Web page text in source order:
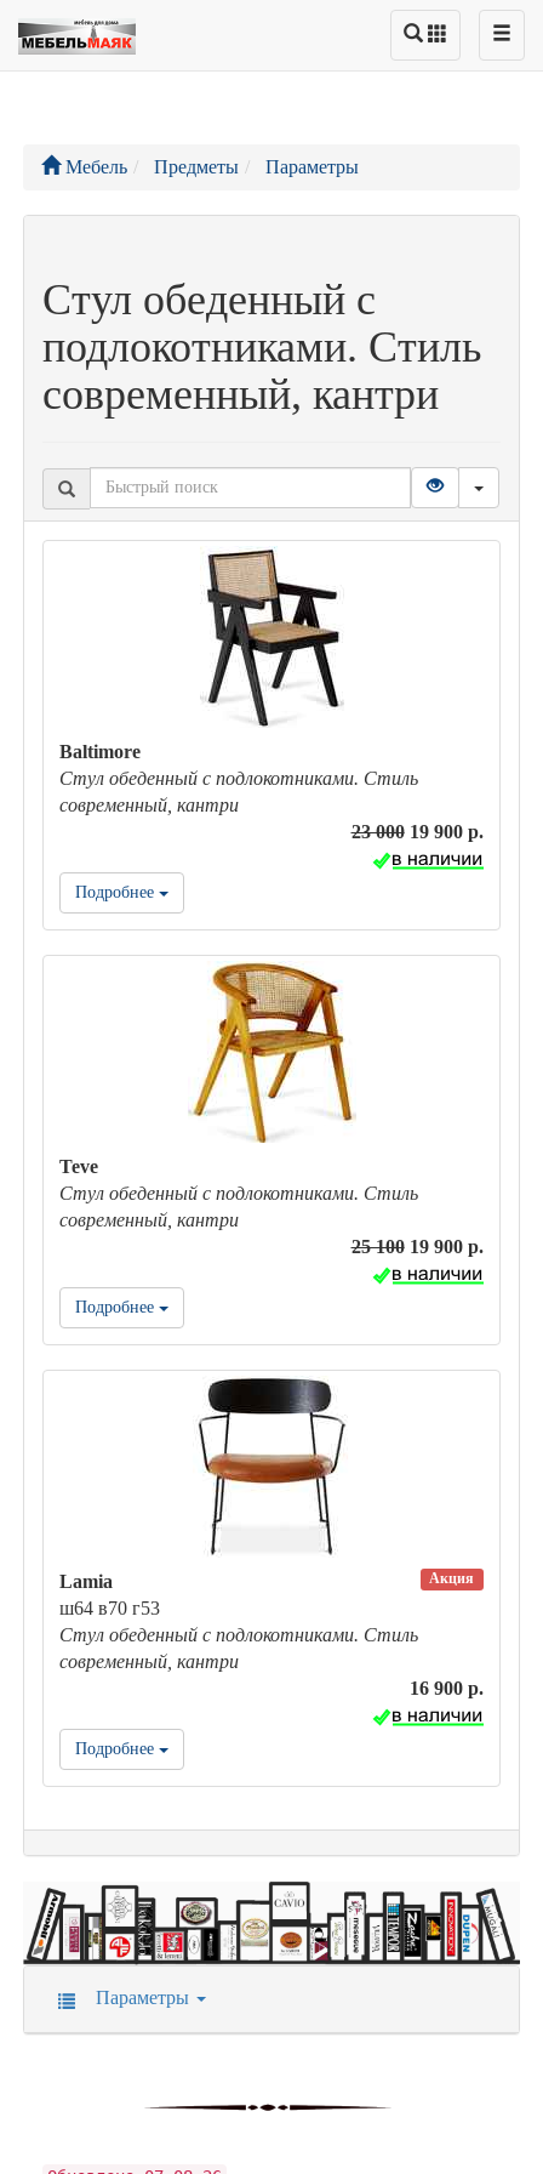
Мебель Предметы Параметры
Стул обеденный с
подлокотниками. Стиль
современный, кантри
Baltimore
Стул обеденный с подлокотниками. Стиль
современный, кантри
23 00019 900 р.
Подробнее
Teve
Стул обеденный с подлокотниками. Стиль
современный, кантри
25 10019 900 р.
Подробнее
Акция
Lamia
ш64 в70 г53
Стул обеденный с подлокотниками. Стиль
современный, кантри
16 900 р.
Подробнее
Параметры